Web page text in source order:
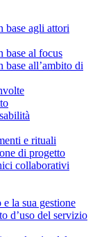
base agli attori
base al focus
all’ambito di
e rituali
di progetto
collaborativi
la sua gestione
d’uso del servizio